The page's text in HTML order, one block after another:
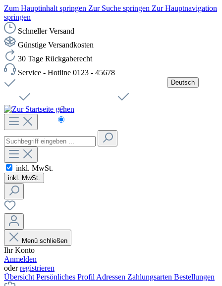
Zum Hauptinhalt springen Zur Suche springen Zur Hauptnavigation
springen
Schneller Versand
Günstige Versandkosten
30 Tage Rückgaberecht
Service - Hotline 0123 - 45678
Deutsch
Čeština
inkl. MwSt.
inkl. MwSt.
Menü schließen
Ihr Konto
Anmelden
oderregistrieren
Übersicht Persönliches Profil Adressen Zahlungsarten Bestellungen